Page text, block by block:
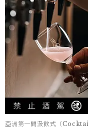
亞洲第一間汲飲式（